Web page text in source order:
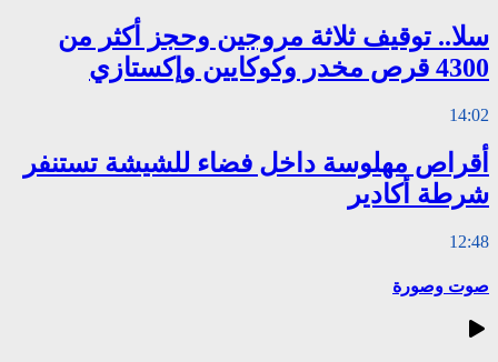
سلا.. توقيف ثلاثة مروجين وحجز أكثر من
4300 قرص مخدر وكوكايين وإكستازي
14:02
أقراص مهلوسة داخل فضاء للشيشة تستنفر
شرطة أكادير
12:48
صوت وصورة